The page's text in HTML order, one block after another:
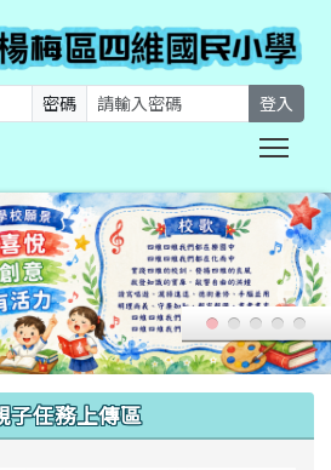
密碼 登入
子任務上傳區